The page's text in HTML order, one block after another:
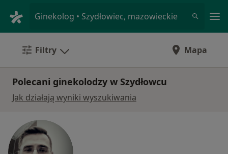
Ginekolog • Szydłowiec, mazowieckie
Filtry Mapa
Polecani ginekolodzy w Szydłowcu
Jak działają wyniki wyszukiwania